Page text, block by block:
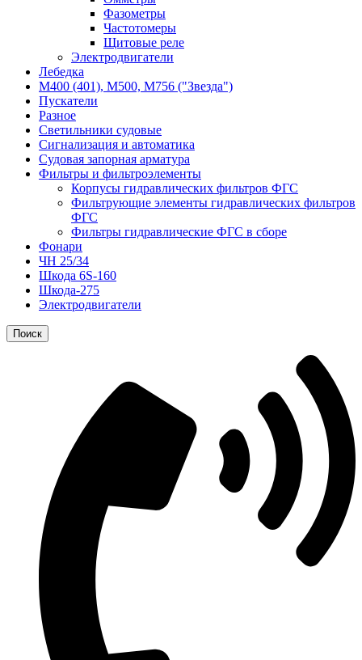
Фазометры
Частотомеры
Щитовые реле
Электродвигатели
Лебедка
М400 (401), М500, М756 ("Звезда")
Пускатели
Разное
Светильники судовые
Сигнализация и автоматика
Судовая запорная арматура
Фильтры и фильтроэлементы
Корпусы гидравлических фильтров ФГС
Фильтрующие элементы гидравлических фильтров
ФГС
Фильтры гидравлические ФГС в сборе
Фонари
ЧН 25/34
Шкода 6S-160
Шкода-275
Электродвигатели
Поиск